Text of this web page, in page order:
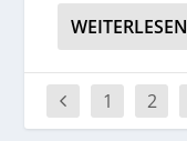
WEITERLESEN
1 2